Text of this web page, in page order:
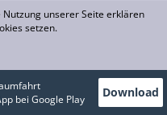
lizenziert unter CC BY-SA,
anders angegeben
bei Google Play
Download
unserer Seite erklären
setzen.